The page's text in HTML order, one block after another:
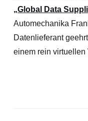
„Global Data
Automechanika
Datenlieferant
einem rein virtuellen